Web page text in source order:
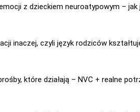
z dzieckiem neuroatypowym – jak
inaczej, czyli język rodziców
które działają – NVC + realne